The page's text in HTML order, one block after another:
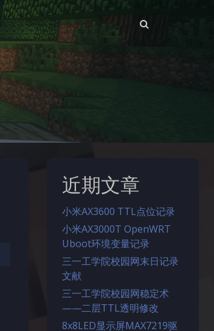
近期文章
小米AX3600 TTL点位记录
小米AX3000T OpenWRT
Uboot环境变量记录
三一工学院校园网末日记录
文献
三一工学院校园网稳定术
——二层TTL透明修改
8x8LED显示屏MAX7219驱